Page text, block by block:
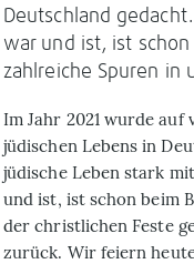
Deutschland
war und ist, ist
zahlreiche Spuren in
Im Jahr 2021 wurde auf
jüdischen Lebens in
jüdische Leben stark
und ist, ist schon beim
der christlichen Feste
zurück. Wir feiern